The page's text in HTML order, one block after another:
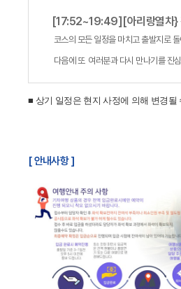
[17:52~19:49][아리랑열차}
코스의 모든 일정을 마치고 출발지로
다음에 또 여러분과 다시 만나기를 진
■ 상기 일정은 현지 사정에 의해 변경될
[ 안내사항 ]